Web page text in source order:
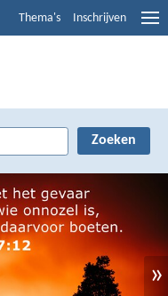
Thema's Inschrijven
»